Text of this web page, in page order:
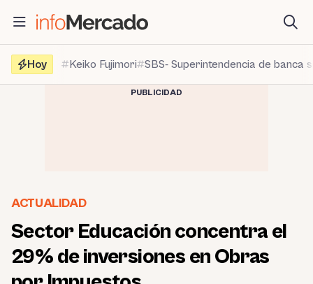
contenido
Hoy
Keiko Fujimori SBS- Superintendencia de banca
PUBLICIDAD
ACTUALIDAD
Sector Educación concentra el
29% de inversiones en Obras